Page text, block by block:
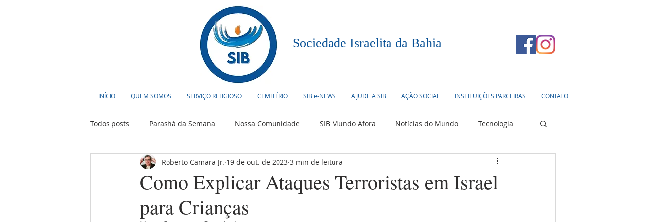
Sociedade Israelita da Bahia
INÍCIO QUEM SOMOS SERVIÇO RELIGIOSO CEMITÉRIO SIB e-NEWS AJUDE A SIB AÇÃO SOCIAL INSTITUIÇÕES PARCEIRAS CONTATO
Todos posts Parashá da Semana Nossa Comunidade SIB Mundo Afora Notícias do Mundo Tecnologia
Curiosidades Turismo Humor Judaico Culinária
Como Explicar Ataques Terroristas em Israel
para Crianças
Roberto Camara Jr. 19 de out. de 2023 3 min de leitura